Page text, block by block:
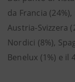
da Francia
Austria-Svizzera
Nordici (8%),
Benelux (1%) e il